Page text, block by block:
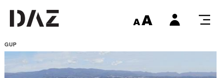
GUP